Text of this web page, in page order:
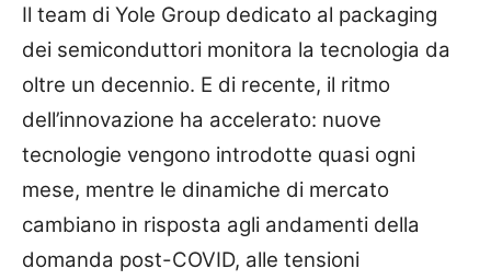
Il team di Yole Group dedicato al packaging
dei semiconduttori monitora la tecnologia da
oltre un decennio. E di recente, il ritmo
dell’innovazione ha accelerato: nuove
tecnologie vengono introdotte quasi ogni
mese, mentre le dinamiche di mercato
cambiano in risposta agli andamenti della
domanda post-COVID, alle tensioni